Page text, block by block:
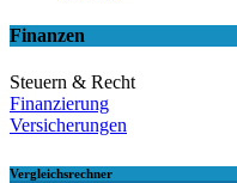
Finanzen
Steuern & Recht
Finanzierung
Versicherungen
Vergleichsrechner